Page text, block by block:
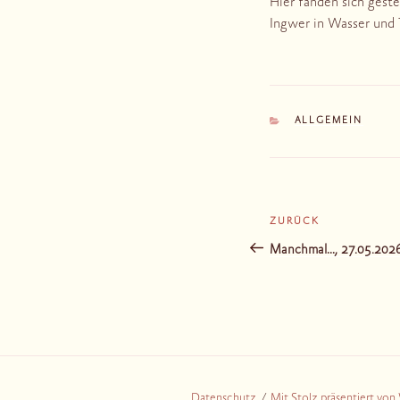
Ingwer in Wasser
KATEGORIEN
ALLGEMEIN
Vorheriger
Beitrag
ZURÜCK
Manchmal…,